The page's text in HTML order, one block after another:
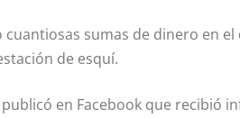
cuantiosas sumas de dinero en
de esquí.
en Facebook que recibió